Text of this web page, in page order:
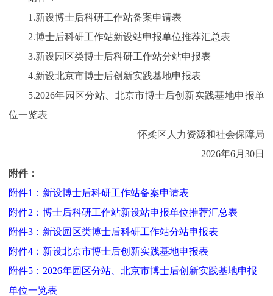
1.新设博士后科研工作站备案申请表
2.博士后科研工作站新设站申报单位推荐汇总表
3.新设园区类博士后科研工作站分站申报表
4.新设北京市博士后创新实践基地申报表
5.2026年园区分站、北京市博士后创新实践基地申报单
位一览表
怀柔区人力资源和社会保障局
2026年6月30日
附件：
附件1：新设博士后科研工作站备案申请表
附件2：博士后科研工作站新设站申报单位推荐汇总表
附件3：新设园区类博士后科研工作站分站申报表
附件4：新设北京市博士后创新实践基地申报表
附件5：2026年园区分站、北京市博士后创新实践基地申报
单位一览表